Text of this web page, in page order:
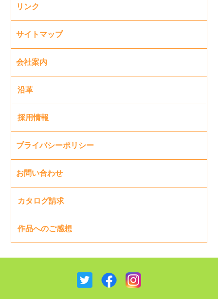
リンク
サイトマップ
会社案内
沿革
採用情報
プライバシーポリシー
お問い合わせ
カタログ請求
作品へのご感想